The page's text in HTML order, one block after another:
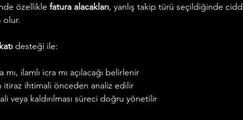
özellikle fatura alacakları, yanlış takip türü seçildiğinde
olur.
desteği ile:
mı, ilamlı icra mı açılacağı belirlenir
itiraz ihtimali önceden analiz edilir
veya kaldırılması süreci doğru yönetilir